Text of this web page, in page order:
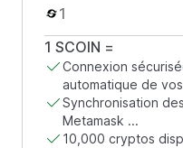
1 SCOIN =
Connexion
automatique de
Synchronisation
Metamask ...
10,000 cryptos